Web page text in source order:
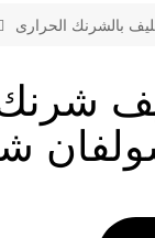
بالشرنك الحرارى